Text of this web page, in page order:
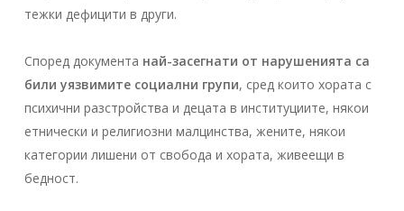
тежки дефицити в други.
Според документа най-засегнати от нарушенията са
били уязвимите социални групи, сред които хората с
психични разстройства и децата в институциите, някои
етнически и религиозни малцинства, жените, някои
категории лишени от свобода и хората, живеещи в
бедност.